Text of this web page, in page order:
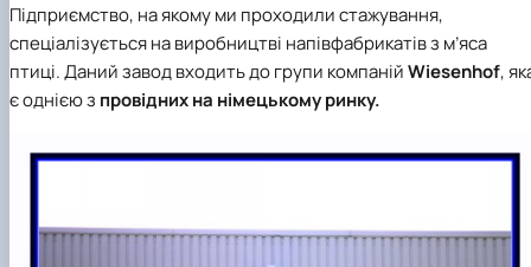
Підприємство, на якому ми проходили стажування,
спеціалізується на виробництві напівфабрикатів з м’яса
птиці. Даний завод входить до групи компанійWiesenhof,
є однією з провідних на німецькому ринку.